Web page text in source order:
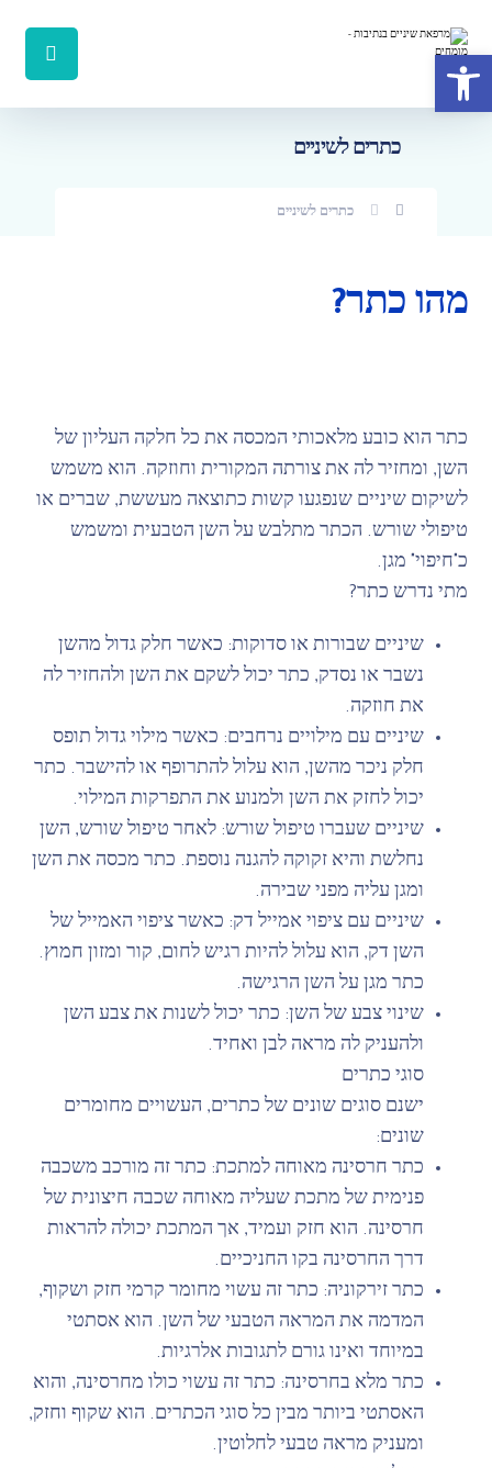
פתח סרגל נגישות
כתרים לשיניים
כתרים לשיניים
מהו כתר?
כתר הוא כובע מלאכותי המכסה את כל חלקה העליון של
השן, ומחזיר לה את צורתה המקורית וחוזקה. הוא משמש
לשיקום שיניים שנפגעו קשות כתוצאה מעששת, שברים או
טיפולי שורש. הכתר מתלבש על השן הטבעית ומשמש
כ"חיפוי" מגן.
מתי נדרש כתר?
שיניים שבורות או סדוקות: כאשר חלק גדול מהשן
נשבר או נסדק, כתר יכול לשקם את השן ולהחזיר לה
את חוזקה.
שיניים עם מילויים נרחבים: כאשר מילוי גדול תופס
חלק ניכר מהשן, הוא עלול להתרופף או להישבר. כתר
יכול לחזק את השן ולמנוע את התפרקות המילוי.
שיניים שעברו טיפול שורש: לאחר טיפול שורש, השן
נחלשת והיא זקוקה להגנה נוספת. כתר מכסה את השן
ומגן עליה מפני שבירה.
שיניים עם ציפוי אמייל דק: כאשר ציפוי האמייל של
השן דק, הוא עלול להיות רגיש לחום, קור ומזון חמוץ.
כתר מגן על השן הרגישה.
שינוי צבע של השן: כתר יכול לשנות את צבע השן
ולהעניק לה מראה לבן ואחיד.
סוגי כתרים
ישנם סוגים שונים של כתרים, העשויים מחומרים
שונים:
כתר חרסינה מאוחה למתכת: כתר זה מורכב משכבה
פנימית של מתכת שעליה מאוחה שכבה חיצונית של
חרסינה. הוא חזק ועמיד, אך המתכת יכולה להראות
דרך החרסינה בקו החניכיים.
כתר זירקוניה: כתר זה עשוי מחומר קרמי חזק ושקוף,
המדמה את המראה הטבעי של השן. הוא אסתטי
במיוחד ואינו גורם לתגובות אלרגיות.
כתר מלא בחרסינה: כתר זה עשוי כולו מחרסינה, והוא
האסתטי ביותר מבין כל סוגי הכתרים. הוא שקוף וחזק,
ומעניק מראה טבעי לחלוטין.